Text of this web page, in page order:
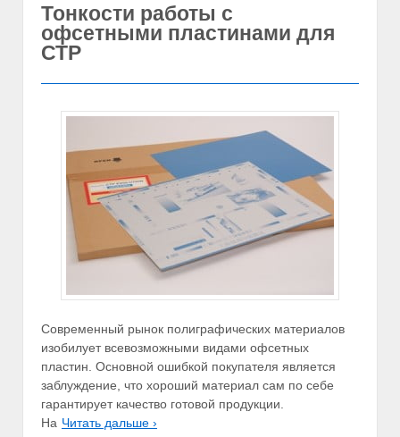
Тонкости работы с
офсетными пластинами для
СТР
Современный рынок полиграфических материалов
изобилует всевозможными видами офсетных
пластин. Основной ошибкой покупателя является
заблуждение, что хороший материал сам по себе
гарантирует качество готовой продукции.
На Читать дальше ›